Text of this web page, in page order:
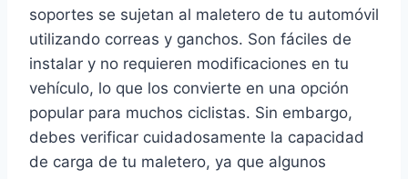
soportes se sujetan al maletero de tu automóvil
utilizando correas y ganchos. Son fáciles de
instalar y no requieren modificaciones en tu
vehículo, lo que los convierte en una opción
popular para muchos ciclistas. Sin embargo,
debes verificar cuidadosamente la capacidad
de carga de tu maletero, ya que algunos